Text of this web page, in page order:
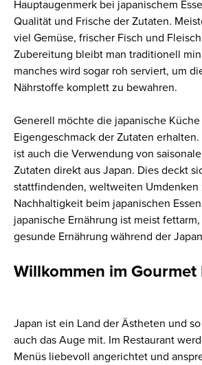
Hauptaugenmerk bei japanischem
Qualität und Frische der Zutaten.
viel Gemüse, frischer Fisch und
Zubereitung bleibt man traditionell
manches wird sogar roh serviert, um
Nährstoffe komplett zu bewahren.
Generell möchte die japanische
Eigengeschmack der Zutaten
ist auch die Verwendung von
Zutaten direkt aus Japan. Dies deckt
stattfindenden, weltweiten Umdenken
Nachhaltigkeit beim japanischen
japanische Ernährung ist meist
gesunde Ernährung während der
Willkommen im Gourmet
Japan ist ein Land der Ästheten und
auch das Auge mit. Im Restaurant
Menüs liebevoll angerichtet und